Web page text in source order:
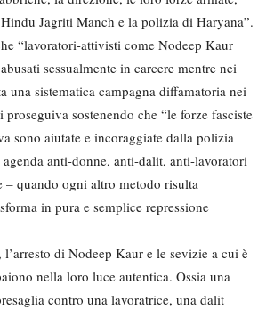
Jagriti Manch e la polizia di Haryana”.
“lavoratori-attivisti come Nodeep Kaur
sessualmente in carcere mentre nei
una sistematica campagna diffamatoria nei
sostenendo che “le forze fasciste
sono aiutate e incoraggiate dalla polizia
anti-donne, anti-dalit, anti-lavoratori
– quando ogni altro metodo risulta
in pura e semplice repressione
di Nodeep Kaur e le sevizie a cui è
nella loro luce autentica. Ossia una
contro una lavoratrice, una dalit